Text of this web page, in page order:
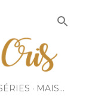
MAIS…